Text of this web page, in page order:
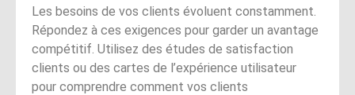
Les besoins de vos clients évoluent constamment.
Répondez à ces exigences pour garder un avantage
compétitif. Utilisez des études de satisfaction
clients ou des cartes de l’expérience utilisateur
pour comprendre comment vos clients